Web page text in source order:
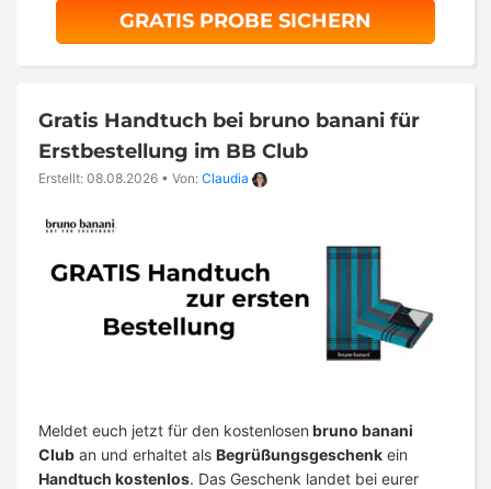
GRATIS PROBE SICHERN
Gratis Handtuch bei bruno banani für
Erstbestellung im BB Club
Erstellt: 08.08.2026 • Von: Claudia
Meldet euch jetzt für den kostenlosen bruno banani
Club an und erhaltet als Begrüßungsgeschenk ein
Handtuch kostenlos. Das Geschenk landet bei eurer